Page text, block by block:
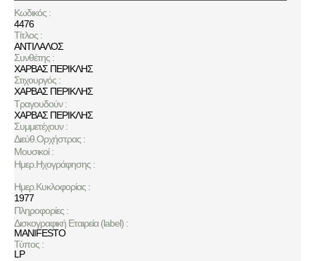
Κωδικός :
4476
Τίτλος :
ΑΝΤΙΛΑΛΟΣ
Συνθέτης :
ΧΑΡΒΑΣ ΠΕΡΙΚΛΗΣ
Στιχουργός :
ΧΑΡΒΑΣ ΠΕΡΙΚΛΗΣ
Τραγουδούν :
ΧΑΡΒΑΣ ΠΕΡΙΚΛΗΣ
Συμμετέχουν :
Διεύθ.Ορχήστρας :
Μουσικοί :
Ημερ.Ηχογράφησης :
Ημερ.Κυκλοφορίας :
1977
Πληροφορίες :
Δισκογραφική Εταιρεία (label) :
MANIFESTO
Τύπος :
LP